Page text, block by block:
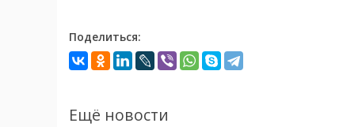
Поделиться:
Ещё новости